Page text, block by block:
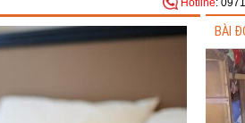
Hotline:
BÀI